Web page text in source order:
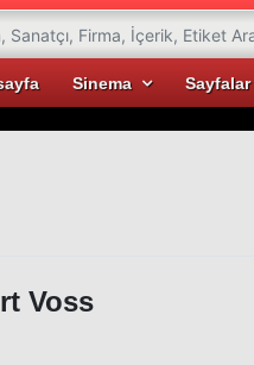
Sinema Sayfalar
Voss